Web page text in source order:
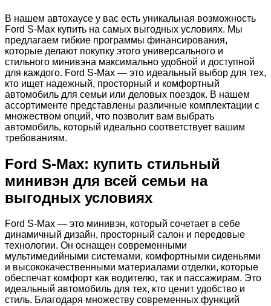
В нашем автохаусе у вас есть уникальная возможность
Ford S-Max купить на самых выгодных условиях. Мы
предлагаем гибкие программы финансирования,
которые делают покупку этого универсального и
стильного минивэна максимально удобной и доступной
для каждого. Ford S-Max — это идеальный выбор для тех,
кто ищет надежный, просторный и комфортный
автомобиль для семьи или деловых поездок. В нашем
ассортименте представлены различные комплектации с
множеством опций, что позволит вам выбрать
автомобиль, который идеально соответствует вашим
требованиям.
Ford S-Max: купить стильный
минивэн для всей семьи на
выгодных условиях
Ford S-Max — это минивэн, который сочетает в себе
динамичный дизайн, просторный салон и передовые
технологии. Он оснащен современными
мультимедийными системами, комфортными сиденьями
и высококачественными материалами отделки, которые
обеспечат комфорт как водителю, так и пассажирам. Это
идеальный автомобиль для тех, кто ценит удобство и
стиль. Благодаря множеству современных функций